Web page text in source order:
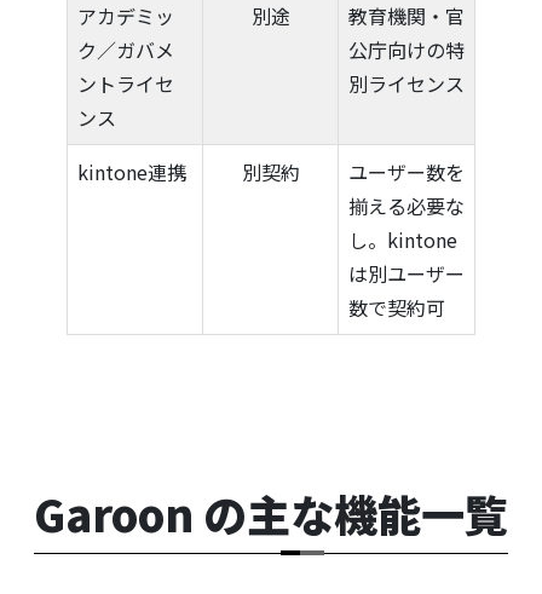
アカデミッ
ク／ガバメ
ントライセ
ンス
別途
教育機関・官
公庁向けの特
別ライセンス
kintone連携 別契約
ユーザー数を
揃える必要な
し。kintone
は別ユーザー
数で契約可
Garoon の主な機能一覧